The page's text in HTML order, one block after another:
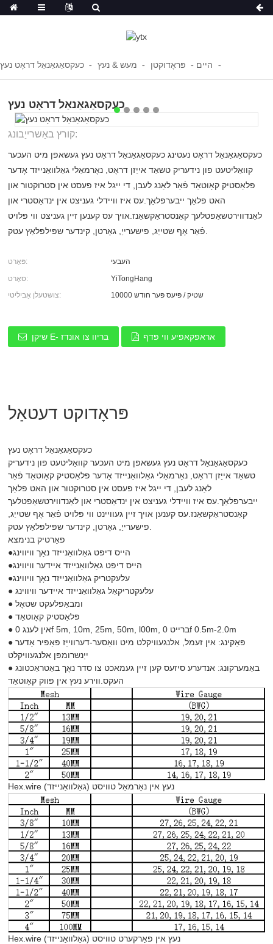
היים פּראָדוקטן מעש & נעץ כעקסאַגאַנאַל דראָט נעץ
כעקסאַגאַנאַל דראָט נעץ
קורץ באַשרייַבונג:
כעקסאַגאַנאַל דראָט נעטינג כעקסאַגאַנאַל דראָט נעץ געשאפן מיט העכער
קוואַליטעט פון נידעריק טשאַד אייַזן דראָט, נאָרמאַלי גאַלוואַנייזד אָדער
פּלאַסטיק קאָוטאַד פֿאַר לאַנג לעבן, די ייגל איז פעסט אין סטרוקטור און
האט פלאַך ייבערפלאַך.עס איז וויידלי געניצט אין ינדאַסטרי און
לאַנדווירטשאַפטלעך קאַנסטראַקשאַנז.אויך עס קענען זיין געניצט ווי פּלויט
פּאָרט:
העבעי
סאָרט:
YiTongHang
צושטעלן אַביליטי:
10000 שטיק / פּיעס פּער חודש
שיקן E- בריוו צו אונדז אראפקאפיע ווי פּדף
פּראָדוקט דעטאַל
כעקסאַגאַנאַל דראָט נעץ
כעקסאַגאַנאַל דראָט נעץ געשאפן מיט העכער קוואַליטעט פון נידעריק
טשאַד אייַזן דראָט, נאָרמאַלי גאַלוואַנייזד אָדער פּלאַסטיק קאָוטאַד פֿאַר
לאַנג לעבן, די ייגל איז פעסט אין סטרוקטור און האט פלאַך
ייבערפלאַך.עס איז וויידלי געניצט אין ינדאַסטרי און לאַנדווירטשאַפטלעך
קאַנסטראַקשאַנז.עס קענען אויך זיין געוויינט ווי פּלויט פֿאַר אָף שטייַג,
פישערייַ, גאָרטן, קינדער שפּילפּלאַץ עטק.
פאַרטיק בנימצא
●הייס דיפּט גאַלוואַנייזד נאָך וויווינג
●הייס דיפּט גאַלוואַנייזד איידער וויווינג
●עלעקטריק גאַלוואַנייזד נאָך וויווינג
● עלעקטריקאַל גאַלוואַנייזד איידער וויווינג
● ומבאַפלעקט שטאָל
● פּלאַסטיק קאָוטאַד
● אין לענג 0f 5m, 10m, 25m, 50m, l00m, ברייט 0f 0.5m-2.0m
● פּאַקינג: אין זעמל, אלנגעוויקלט מיט וואַסער-דערווייַז פּאַפּיר אָדער
ייַנשרומפּן אלנגעוויקלט
● באַמערקונג: אנדערע סיזעס קען זיין געמאכט צו סדר נאָך באַטראַכטונג
העקס.ווירע נעץ אין פּווק קאָוטאַד
Hex.wire נעץ אין נאָרמאַל טוויסט (גאַלוואַנייזד)
Hex.wire נעץ אין פאַרקערט טוויסט (גאַלוואַנייזד)